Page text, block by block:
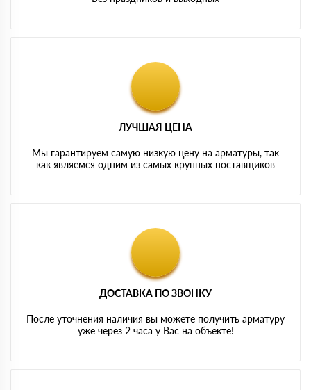
ЛУЧШАЯ ЦЕНА
Мы гарантируем самую низкую цену на арматуры, так
как являемся одним из самых крупных поставщиков
ДОСТАВКА ПО ЗВОНКУ
После уточнения наличия вы можете получить арматуру
уже через 2 часа у Вас на объекте!